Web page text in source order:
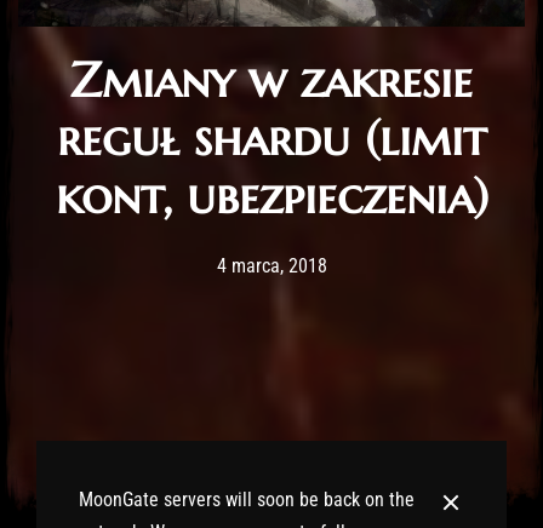
Zmiany w zakresie
reguł shardu (limit
kont, ubezpieczenia)
Post has published by
4 marca, 201811 lutego, 2020
MoonGate servers will soon be back on the